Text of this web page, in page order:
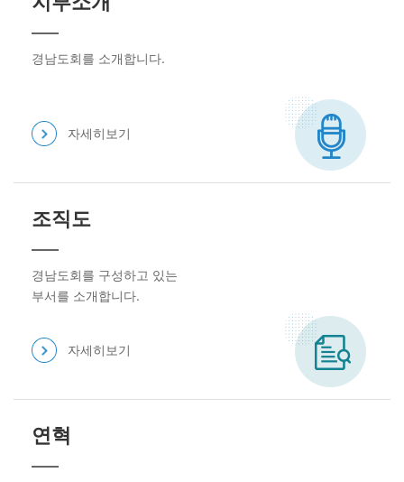
경남도회를 소개합니다.
자세히보기
조직도
경남도회를 구성하고 있는
부서를 소개합니다.
자세히보기
연혁